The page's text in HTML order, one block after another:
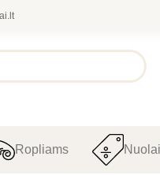
Ropliams